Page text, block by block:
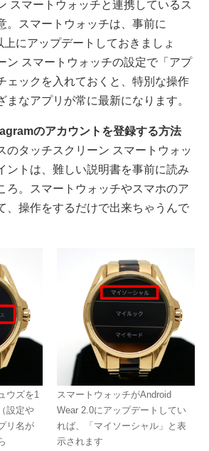
スマートウォッチと連携しているス
。スマートウォッチは、事前に
にアップデートしておきましょ
ン スマートウォッチの設定で「アプ
ェックを入れておくと、特別な操作
まなアプリが常に最新になります。
のアカウントを登録する方法
タッチスクリーン スマートウォッ
ントは、難しい説明書を事前に読み
ろ。スマートウォッチやスマホのア
、操作をするだけで出来ちゃうんで
ウズを1
設定や
リ名が
スマートウォッチがAndroid
Wear 2.0にアップデートしてい
れば、「マイソーシャル」と表
示されます